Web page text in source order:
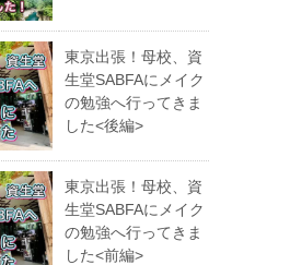
東京出張！母校、資
生堂SABFAにメイク
の勉強へ行ってきま
した<後編>
東京出張！母校、資
生堂SABFAにメイク
の勉強へ行ってきま
した<前編>